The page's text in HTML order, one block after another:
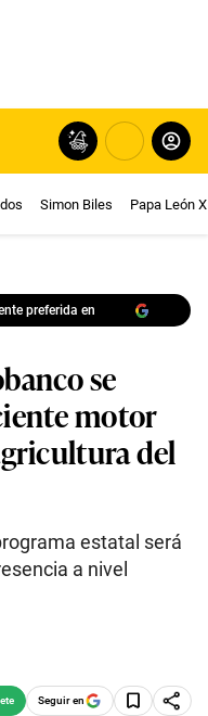
Simon Biles Papa León
preferida en
se
motor
del
estatal será
a nivel
Seguir en